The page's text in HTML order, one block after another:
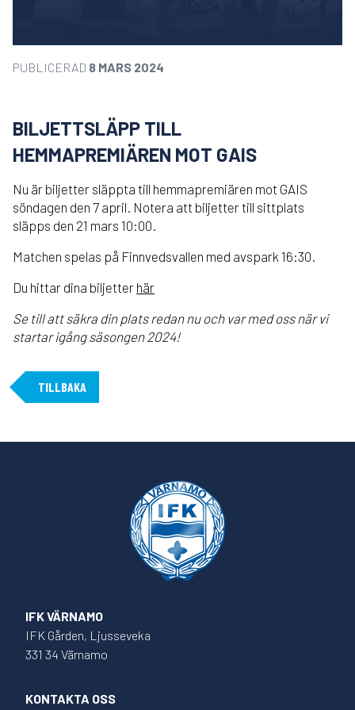
PUBLICERAD 8 MARS 2024
BILJETTSLÄPP TILL
HEMMAPREMIÄREN MOT GAIS
Nu är biljetter släppta till hemmapremiären mot GAIS
söndagen den 7 april. Notera att biljetter till sittplats
släpps den 21 mars 10:00.
Matchen spelas på Finnvedsvallen med avspark 16:30.
Du hittar dina biljetter här
Se till att säkra din plats redan nu och var med oss när vi
startar igång säsongen 2024!
TILLBAKA
IFK VÄRNAMO
IFK Gården, Ljusseveka
331 34 Värnamo
KONTAKTA OSS